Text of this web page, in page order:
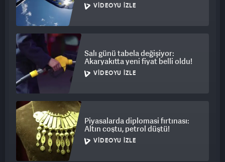
VIDEOYU İZLE
Salı günü tabela değişiyor:
Akaryakıtta yeni fiyat belli oldu!
VIDEOYU İZLE
Piyasalarda diplomasi fırtınası:
Altın coştu, petrol düştü!
VIDEOYU İZLE